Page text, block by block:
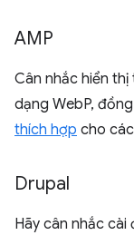
AMP
Cân nhắc hiển
dạng WebP,
thích hợp cho
Drupal
Hãy cân nhắc cài